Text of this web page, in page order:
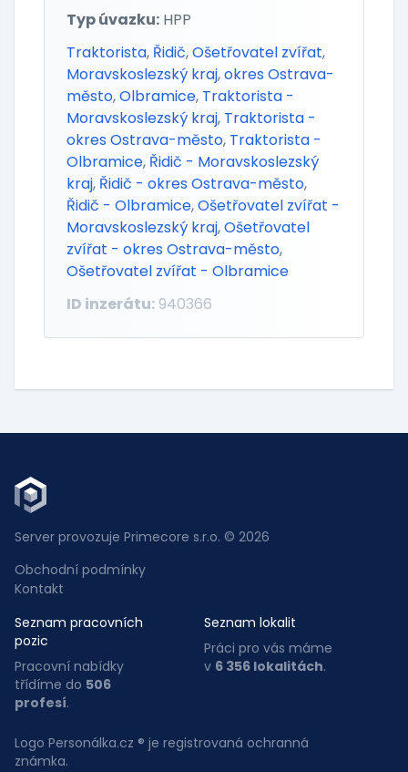
Typ úvazku: HPP
Traktorista, Řidič,Ošetřovatel zvířat,
Moravskoslezský kraj,okres Ostrava-
město,Olbramice, Traktorista -
Moravskoslezský kraj, Traktorista -
okres Ostrava-město, Traktorista -
Olbramice, Řidič - Moravskoslezský
kraj, Řidič - okres Ostrava-město,
Řidič - Olbramice,Ošetřovatel zvířat -
Moravskoslezský kraj,Ošetřovatel
zvířat - okres Ostrava-město,
Ošetřovatel zvířat - Olbramice
ID inzerátu: 940366
Server provozuje Primecore s.r.o. © 2026
Obchodní podmínky
Kontakt
Seznam pracovních
pozic
Pracovní nabídky
třídíme do 506
profesí.
Seznam lokalit
Práci pro vás máme
v 6 356 lokalitách.
Logo Personálka.cz ® je registrovaná ochranná
známka.